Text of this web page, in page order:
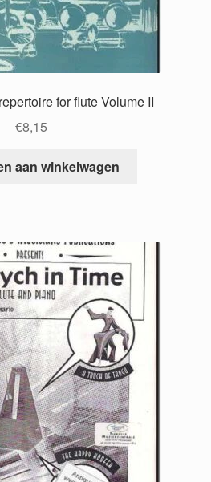
for flute Volume II
€8,15
aan winkelwagen